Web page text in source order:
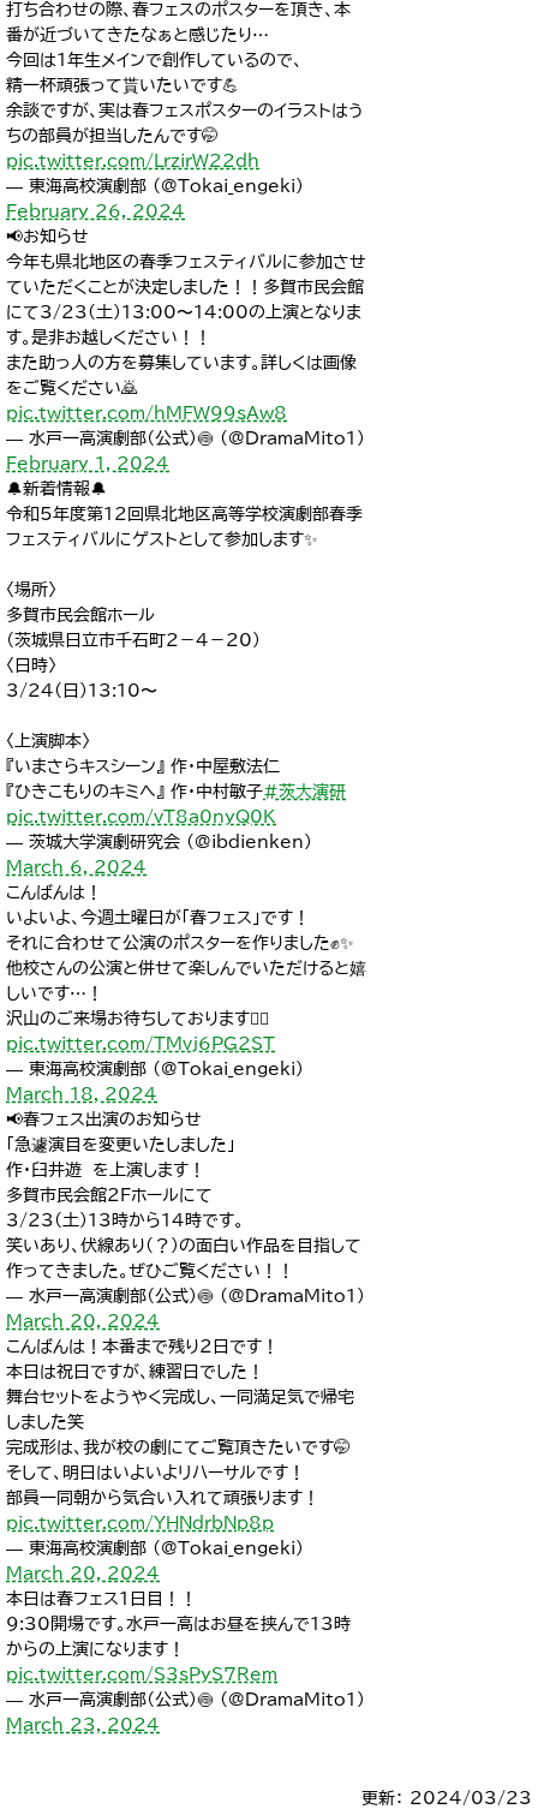
打ち合わせの際、春フェスのポスターを頂き、本
番が近づいてきたなぁと感じたり…
今回は1年生メインで創作しているので、
精一杯頑張って貰いたいです💪
余談ですが、実は春フェスポスターのイラストはう
ちの部員が担当したんです🤭
pic.twitter.com/LrzirW22dh
— 東海高校演劇部 (@Tokai_engeki)
February 26, 2024
📢お知らせ
今年も県北地区の春季フェスティバルに参加させ
ていただくことが決定しました！！多賀市民会館
にて3/23(土)13:00〜14:00の上演となりま
す。是非お越しください！！
また助っ人の方を募集しています。詳しくは画像
をご覧ください🙇
pic.twitter.com/hMFW99sAw8
— 水戸一高演劇部（公式）🍥 (@DramaMito1)
February 1, 2024
🔔新着情報🔔
令和5年度第12回県北地区高等学校演劇部春季
フェスティバルにゲストとして参加します✨
〈場所〉
多賀市民会館ホール
（茨城県日立市千石町2－4－20）
〈日時〉
3/24(日)13:10〜
〈上演脚本〉
『いまさらキスシーン』 作・中屋敷法仁
『ひきこもりのキミへ』 作・中村敏子#茨大演研
pic.twitter.com/vT8a0nyQ0K
— 茨城大学演劇研究会 (@ibdienken)
March 6, 2024
こんばんは！
いよいよ、今週土曜日が「春フェス」です！
それに合わせて公演のポスターを作りました✊✨
他校さんの公演と併せて楽しんでいただけると嬉
しいです…！
沢山のご来場お待ちしております🙇‍♂️
pic.twitter.com/TMvj6PG2ST
— 東海高校演劇部 (@Tokai_engeki)
March 18, 2024
📢春フェス出演のお知らせ
「急遽演目を変更いたしました」
作・臼井遊 を上演します！
多賀市民会館2Fホールにて
3/23(土)13時から14時です。
笑いあり、伏線あり(？)の面白い作品を目指して
作ってきました。ぜひご覧ください！！
— 水戸一高演劇部（公式）🍥 (@DramaMito1)
March 20, 2024
こんばんは！本番まで残り2日です！
本日は祝日ですが、練習日でした！
舞台セットをようやく完成し、一同満足気で帰宅
しました笑
完成形は、我が校の劇にてご覧頂きたいです🤭
そして、明日はいよいよリハーサルです！
部員一同朝から気合い入れて頑張ります！
pic.twitter.com/YHNdrbNp8p
— 東海高校演劇部 (@Tokai_engeki)
March 20, 2024
本日は春フェス1日目！！
9:30開場です。水戸一高はお昼を挟んで13時
からの上演になります！
pic.twitter.com/S3sPyS7Rem
— 水戸一高演劇部（公式）🍥 (@DramaMito1)
March 23, 2024
更新： 2024/03/23